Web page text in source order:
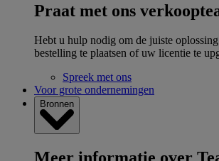
Praat met ons
Hebt u hulp nodig om de juiste
bestelling te plaatsen of uw licentie te
Spreek met ons
Voor grote ondernemingen
Bronnen